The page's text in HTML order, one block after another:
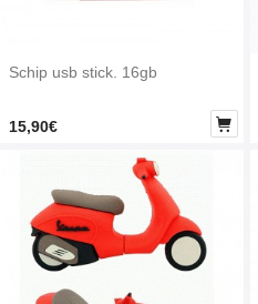
Schip usb stick. 16gb
15,90€ 